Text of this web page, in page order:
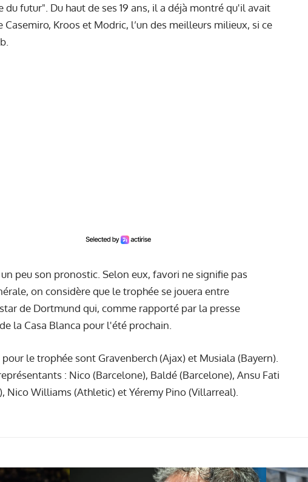
du futur". Du haut de ses 19 ans, il a déjà montré qu'il avait
Kroos et Modric, l’un des meilleurs milieux, si ce
peu son pronostic. Selon eux, favori ne signifie pas
on considère que le trophée se jouera entre
de Dortmund qui, comme rapporté par la presse
la Casa Blanca pour l'été prochain.
le trophée sont Gravenberch (Ajax) et Musiala (Bayern).
: Nico (Barcelone), Baldé (Barcelone), Ansu Fati
Nico Williams (Athletic) et Yéremy Pino (Villarreal).